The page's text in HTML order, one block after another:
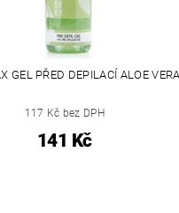
GEL PŘED DEPILACÍ ALOE
117 Kč bez DPH
141 Kč